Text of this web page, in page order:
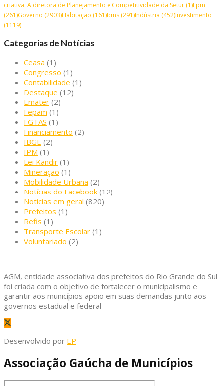
criativa. A diretora de Planejamento e Competitividade da Setur (1)Fpm
(261)Governo (2903)Habitação (161)Icms (291)Indústria (452)Investimento
(1119)
Categorias de Notícias
Ceasa (1)
Congresso (1)
Contabilidade (1)
Destaque (12)
Emater (2)
Fepam (1)
FGTAS (1)
Financiamento (2)
IBGE (2)
IPM (1)
Lei Kandir (1)
Mineração (1)
Mobilidade Urbana (2)
Notícias do Facebook (12)
Notícias em geral (820)
Prefeitos (1)
Refis (1)
Transporte Escolar (1)
Voluntariado (2)
AGM, entidade associativa dos prefeitos do Rio Grande do Sul
foi criada com o objetivo de fortalecer o municipalismo e
garantir aos municípios apoio em suas demandas junto aos
governos estadual e federal
Desenvolvido por EP
Associação Gaúcha de Municípios